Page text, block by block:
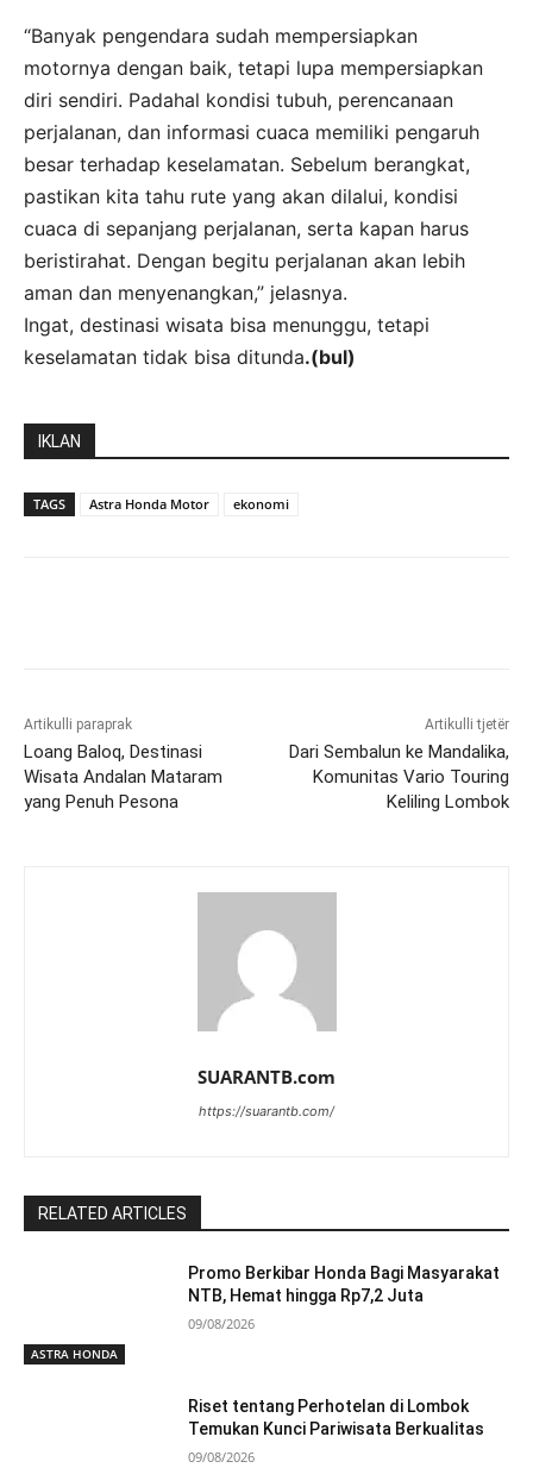
“Banyak pengendara sudah mempersiapkan
motornya dengan baik, tetapi lupa mempersiapkan
diri sendiri. Padahal kondisi tubuh, perencanaan
perjalanan, dan informasi cuaca memiliki pengaruh
besar terhadap keselamatan. Sebelum berangkat,
pastikan kita tahu rute yang akan dilalui, kondisi
cuaca di sepanjang perjalanan, serta kapan harus
beristirahat. Dengan begitu perjalanan akan lebih
aman dan menyenangkan,” jelasnya.
Ingat, destinasi wisata bisa menunggu, tetapi
keselamatan tidak bisa ditunda.(bul)
IKLAN
TAGS Astra Honda Motor ekonomi
Artikulli paraprak
Loang Baloq, Destinasi
Wisata Andalan Mataram
yang Penuh Pesona
Artikulli tjetër
Dari Sembalun ke Mandalika,
Komunitas Vario Touring
Keliling Lombok
SUARANTB.com
https://suarantb.com/
RELATED ARTICLES
ASTRA HONDA
Promo Berkibar Honda Bagi Masyarakat
NTB, Hemat hingga Rp7,2 Juta
09/08/2026
Riset tentang Perhotelan di Lombok
Temukan Kunci Pariwisata Berkualitas
09/08/2026